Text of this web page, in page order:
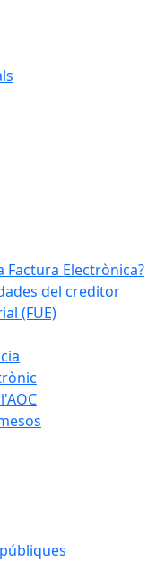
Factura Electrònica?
del creditor
(FUE)